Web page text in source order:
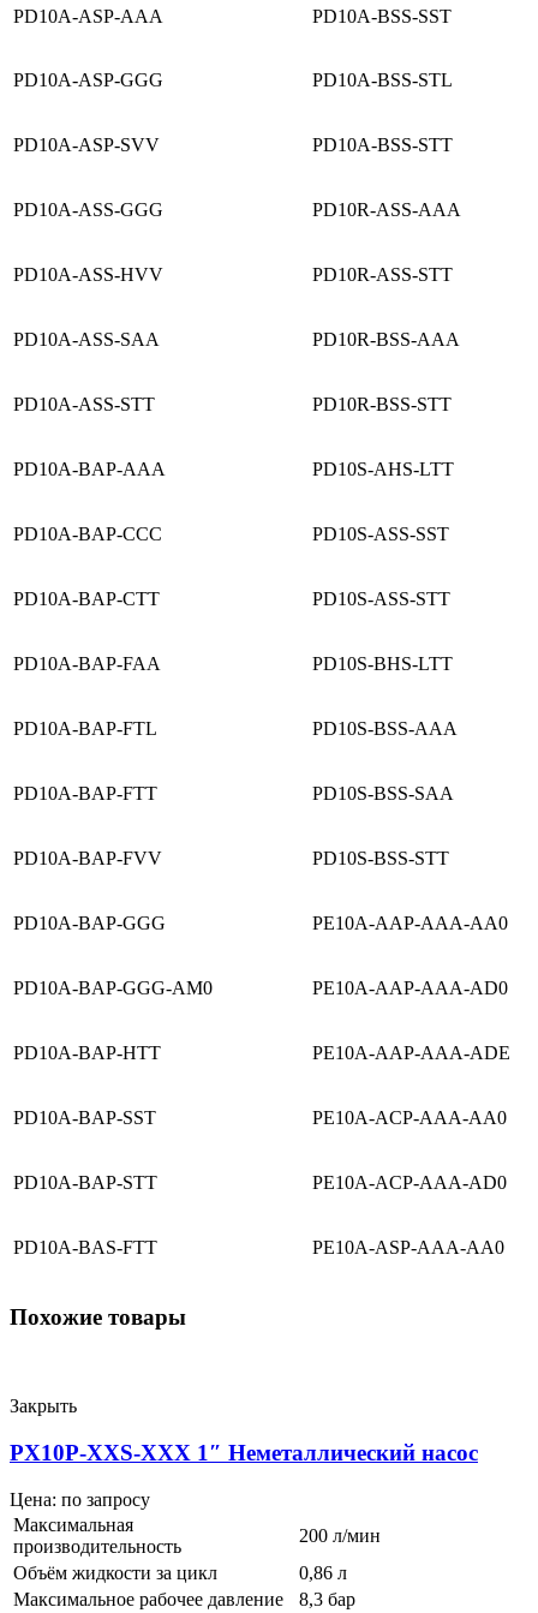
PD10A-ASP-AAA PD10A-BSS-SST
PD10A-ASP-GGG PD10A-BSS-STL
PD10A-ASP-SVV PD10A-BSS-STT
PD10A-ASS-GGG PD10R-ASS-AAA
PD10A-ASS-HVV PD10R-ASS-STT
PD10A-ASS-SAA PD10R-BSS-AAA
PD10A-ASS-STT PD10R-BSS-STT
PD10A-BAP-AAA PD10S-AHS-LTT
PD10A-BAP-CCC PD10S-ASS-SST
PD10A-BAP-CTT PD10S-ASS-STT
PD10A-BAP-FAA PD10S-BHS-LTT
PD10A-BAP-FTL PD10S-BSS-AAA
PD10A-BAP-FTT PD10S-BSS-SAA
PD10A-BAP-FVV PD10S-BSS-STT
PD10A-BAP-GGG PE10A-AAP-AAA-AA0
PD10A-BAP-GGG-AM0 PE10A-AAP-AAA-AD0
PD10A-BAP-HTT PE10A-AAP-AAA-ADE
PD10A-BAP-SST PE10A-ACP-AAA-AA0
PD10A-BAP-STT PE10A-ACP-AAA-AD0
PD10A-BAS-FTT PE10A-ASP-AAA-AA0
Похожие товары
Закрыть
PX10P-XXS-XXX 1″ Неметаллический насос
Цена: по запросу
Максимальная
производительность
200 л/мин
Объём жидкости за цикл
0,86 л
Максимальное рабочее давление
8,3 бар